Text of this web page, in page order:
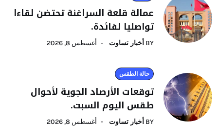
عمالة قلعة السراغنة تحتضن لقاءا
تواصليا لفائدة.
BY أخبار تساوت أغسطس 8, 2026
حالة الطقس
توقعات الأرصاد الجوية لأحوال
طقس اليوم السبت.
BY أخبار تساوت أغسطس 8, 2026